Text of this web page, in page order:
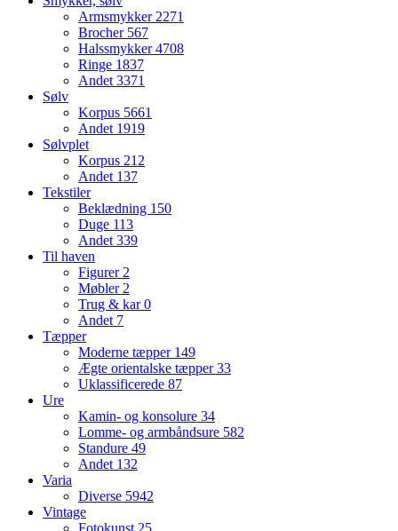
Armsmykker 2271
Brocher 567
Halssmykker4708
Ringe 1837
Andet 3371
Sølv
Korpus 5661
Andet 1919
Sølvplet
Korpus 212
Andet 137
Tekstiler
Beklædning 150
Duge 113
Andet 339
Til haven
Figurer 2
Møbler 2
Trug & kar0
Andet 7
Tæpper
Moderne tæpper 149
Ægte orientalske tæpper33
Uklassificerede 87
Ure
Kamin- og konsolure 34
Lomme- og armbåndsure 582
Standure 49
Andet 132
Varia
Diverse 5942
Vintage